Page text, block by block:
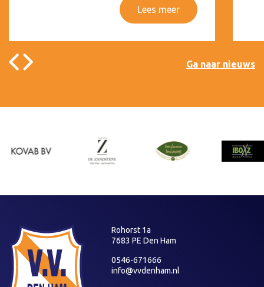
Lees meer
Ga naar nieuws
Rohorst 1a
7683 PE Den Ham
0546-671666
info@vvdenham.nl